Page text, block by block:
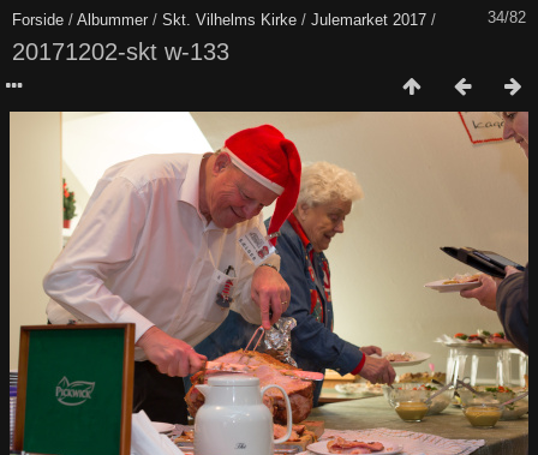
34/82
Forside / Albummer / Skt. Vilhelms Kirke / Julemarket 2017 /
20171202-skt w-133